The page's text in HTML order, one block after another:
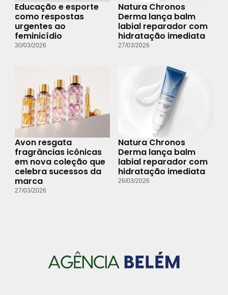
Educação e esporte
como respostas
urgentes ao
feminicídio
30/03/2026
Natura Chronos
Derma lança balm
labial reparador com
hidratação imediata
27/03/2026
Avon resgata
fragrâncias icônicas
em nova coleção que
celebra sucessos da
marca
27/03/2026
Natura Chronos
Derma lança balm
labial reparador com
hidratação imediata
26/03/2026